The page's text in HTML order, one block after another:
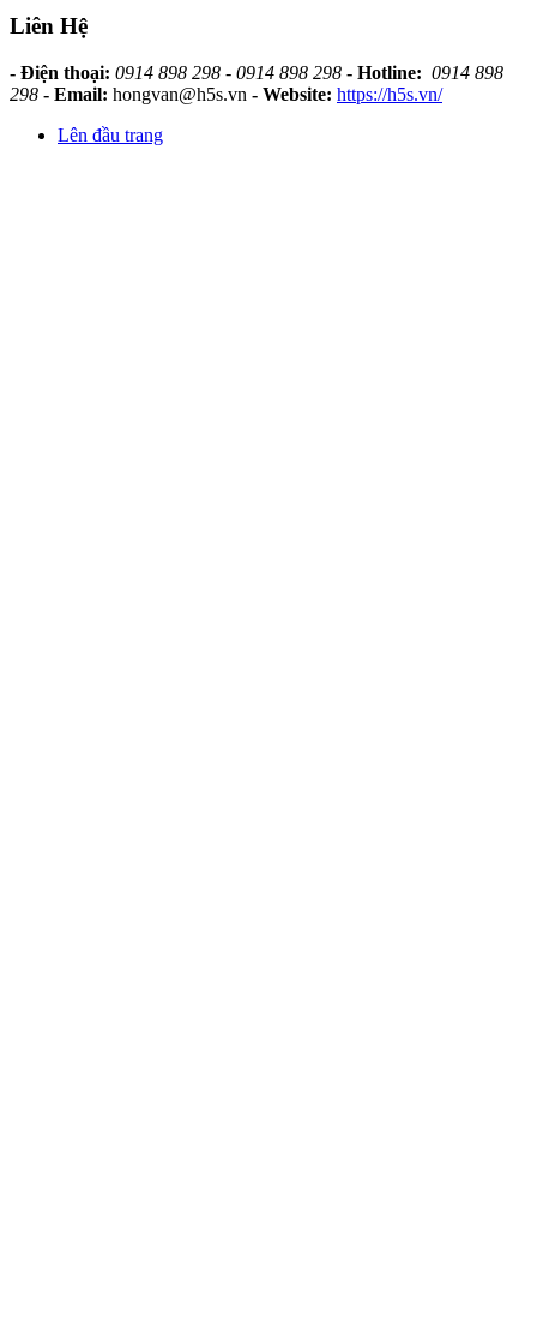
Liên Hệ
- Điện thoại: 0914 898 298 - 0914 898 298 - Hotline: 0914 898
298 - Email: hongvan@h5s.vn - Website: https://h5s.vn/
Lên đầu trang